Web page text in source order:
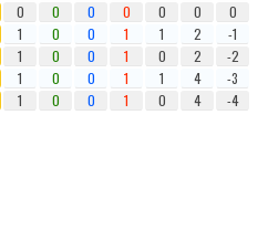
0 0 0 0 0 0
0
1 0 0 1 1 2
-1
1 0 0 1 0 2
-2
1 0 0 1 1 4
-3
1 0 0 1 0 4
-4